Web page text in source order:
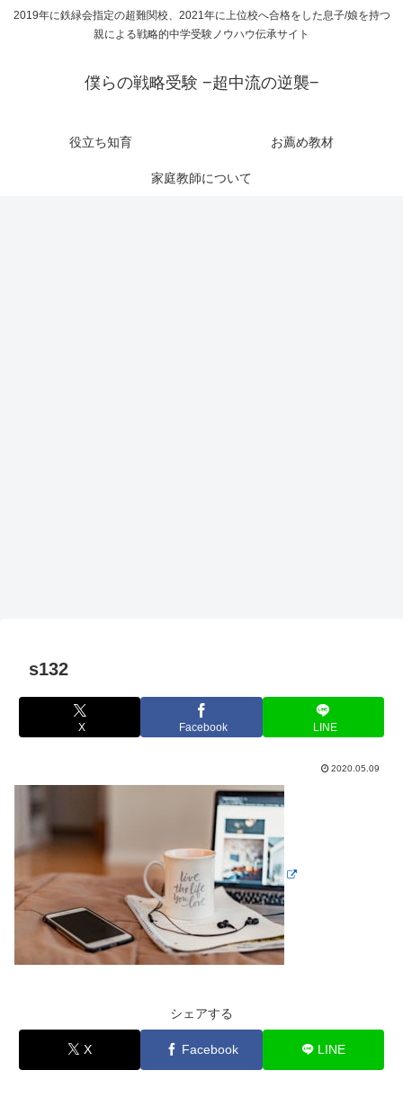
2019年に鉄緑会指定の超難関校、2021年に上位校へ合格をした息子/娘を持つ
親による戦略的中学受験ノウハウ伝承サイト
僕らの戦略受験 −超中流の逆襲−
役立ち知育 お薦め教材
家庭教師について
s132
X Facebook LINE
2020.05.09
シェアする
X Facebook LINE